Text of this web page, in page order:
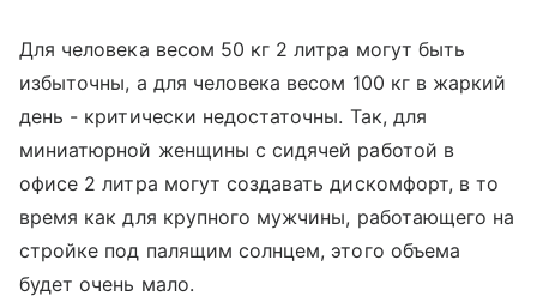
Для человека весом 50 кг 2 литра могут быть
избыточны, а для человека весом 100 кг в жаркий
день - критически недостаточны. Так, для
миниатюрной женщины с сидячей работой в
офисе 2 литра могут создавать дискомфорт, в то
время как для крупного мужчины, работающего на
стройке под палящим солнцем, этого объема
будет очень мало.